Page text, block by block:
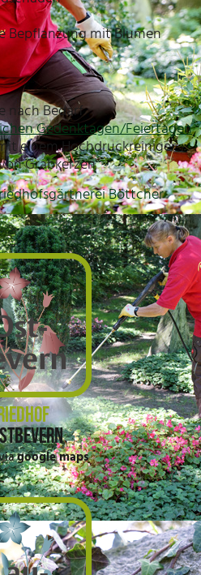
Bepflanzung mit Blumen
nach Bedarf
Gedenktagen/Feiertagen
einem Hochdruckreiniger
Grabkerzen
Böttcher
google maps